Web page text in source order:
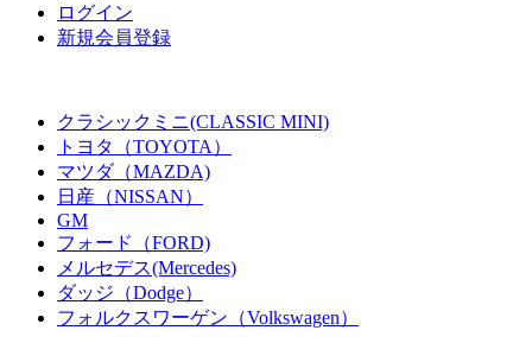
ログイン
新規会員登録
クラシックミニ(CLASSIC MINI)
トヨタ（TOYOTA）
マツダ（MAZDA)
日産（NISSAN）
GM
フォード（FORD)
メルセデス(Mercedes)
ダッジ（Dodge）
フォルクスワーゲン（Volkswagen）